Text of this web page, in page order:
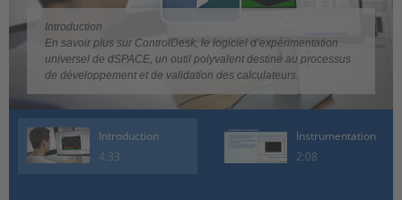
Video
Introduction
En savoir plus sur ControlDesk, le logiciel d’expérimentation
universel de dSPACE, un outil polyvalent destiné au processus
de développement et de validation des calculateurs.
Introduction
4:33
Instrumentation
2:08